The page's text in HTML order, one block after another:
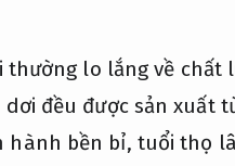
lo lắng về chất
đều được sản xuất
hành bền bỉ, tuổi thọ